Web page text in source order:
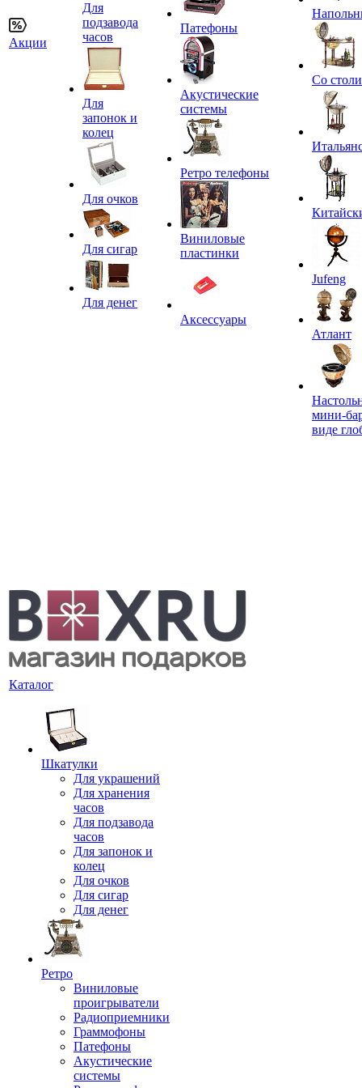
Акции
Для
подзавода
часов
Для
запонок и
колец
Для очков
Для сигар
Для денег
Патефоны
Акустические
системы
Ретро телефоны
Виниловые
пластинки
Аксессуары
Со
Jufeng
Атлант
мини-
виде
Каталог
Шкатулки
Для украшений
Для хранения
часов
Для подзавода
часов
Для запонок и
колец
Для очков
Для сигар
Для денег
Ретро
Виниловые
проигрыватели
Радиоприемники
Граммофоны
Патефоны
Акустические
системы